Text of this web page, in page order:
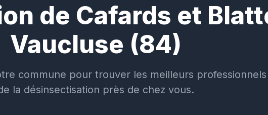
de Cafards et
Vaucluse (84)
commune pour trouver les meilleurs professionnels
la désinsectisation près de chez vous.